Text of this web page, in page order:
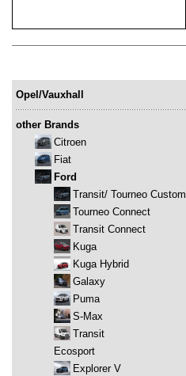
Opel/Vauxhall
other Brands
Citroen
Fiat
Ford
Transit/ Tourneo Custom
Tourneo Connect
Transit Connect
Kuga
Kuga Hybrid
Galaxy
Puma
S-Max
Transit
Ecosport
Explorer V